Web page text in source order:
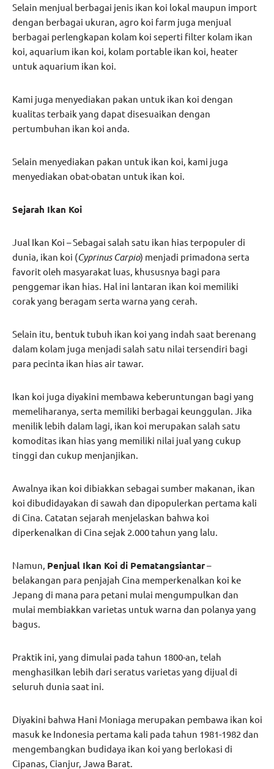
Selain menjual berbagai jenis ikan koi lokal maupun import
dengan berbagai ukuran, agro koi farm juga menjual
berbagai perlengkapan kolam koi seperti filter kolam ikan
koi, aquarium ikan koi, kolam portable ikan koi, heater
untuk aquarium ikan koi.
Kami juga menyediakan pakan untuk ikan koi dengan
kualitas terbaik yang dapat disesuaikan dengan
pertumbuhan ikan koi anda.
Selain menyediakan pakan untuk ikan koi, kami juga
menyediakan obat-obatan untuk ikan koi.
Sejarah Ikan Koi
Jual Ikan Koi – Sebagai salah satu ikan hias terpopuler di
dunia, ikan koi (Cyprinus Carpio) menjadi primadona serta
favorit oleh masyarakat luas, khususnya bagi para
penggemar ikan hias. Hal ini lantaran ikan koi memiliki
corak yang beragam serta warna yang cerah.
Selain itu, bentuk tubuh ikan koi yang indah saat berenang
dalam kolam juga menjadi salah satu nilai tersendiri bagi
para pecinta ikan hias air tawar.
Ikan koi juga diyakini membawa keberuntungan bagi yang
memeliharanya, serta memiliki berbagai keunggulan. Jika
menilik lebih dalam lagi, ikan koi merupakan salah satu
komoditas ikan hias yang memiliki nilai jual yang cukup
tinggi dan cukup menjanjikan.
Awalnya ikan koi dibiakkan sebagai sumber makanan, ikan
koi dibudidayakan di sawah dan dipopulerkan pertama kali
di Cina. Catatan sejarah menjelaskan bahwa koi
diperkenalkan di Cina sejak 2.000 tahun yang lalu.
Namun, Penjual Ikan Koi di Pematangsiantar–
belakangan para penjajah Cina memperkenalkan koi ke
Jepang di mana para petani mulai mengumpulkan dan
mulai membiakkan varietas untuk warna dan polanya yang
bagus.
Praktik ini, yang dimulai pada tahun 1800-an, telah
menghasilkan lebih dari seratus varietas yang dijual di
seluruh dunia saat ini.
Diyakini bahwa Hani Moniaga merupakan pembawa ikan koi
masuk ke Indonesia pertama kali pada tahun 1981-1982 dan
mengembangkan budidaya ikan koi yang berlokasi di
Cipanas, Cianjur, Jawa Barat.